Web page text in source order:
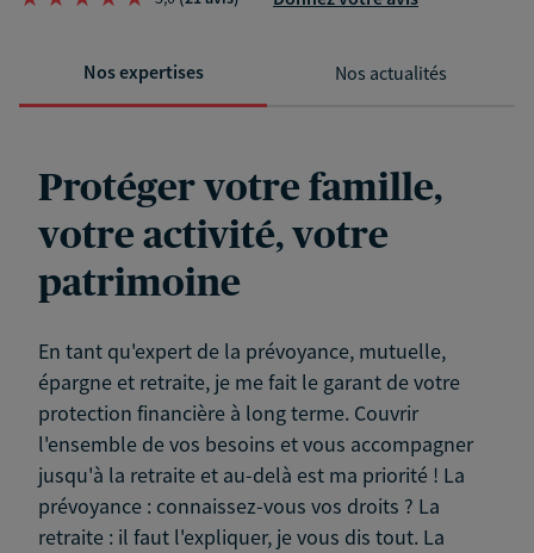
Nos expertises Nos actualités
Protéger votre famille,
votre activité, votre
patrimoine
En tant qu'expert de la prévoyance, mutuelle,
épargne et retraite, je me fait le garant de votre
protection financière à long terme. Couvrir
l'ensemble de vos besoins et vous accompagner
jusqu'à la retraite et au-delà est ma priorité ! La
prévoyance : connaissez-vous vos droits ? La
retraite : il faut l'expliquer, je vous dis tout. La